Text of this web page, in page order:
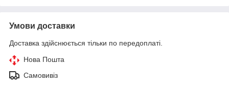
Умови доставки
Доставка здійснюється тільки по передоплаті.
Нова Пошта
Самовивіз